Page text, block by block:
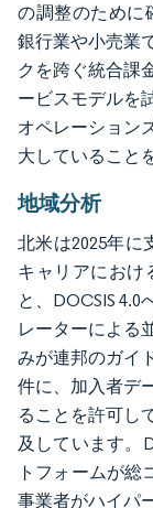
の調整のために
銀行業や小売業
クを跨ぐ統合課
ービスモデルを
オペレーション
大していること
地域分析
北米は2025年に
キャリアにおけ
と、DOCSIS
レーターによる
みが連邦のガイ
件に、加入者デ
ることを許可し
及しています。
トフォームが総
事業者がハイパ